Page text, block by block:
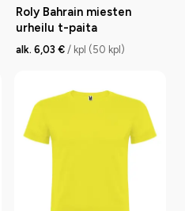
Roly Bahrain miesten
urheilu t-paita
alk. 6,03 € / kpl (50 kpl)